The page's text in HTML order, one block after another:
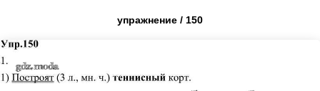
упражнение / 150